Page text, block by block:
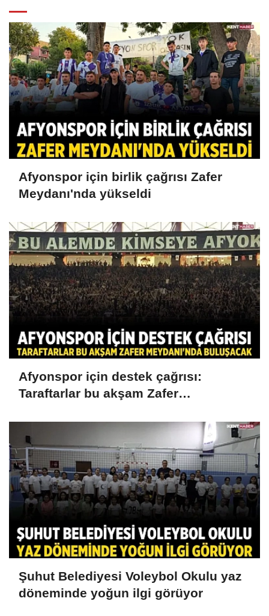
Afyonspor için birlik çağrısı Zafer
Meydanı'nda yükseldi
Afyonspor için destek çağrısı:
Taraftarlar bu akşam Zafer
Şuhut Belediyesi Voleybol Okulu yaz
döneminde yoğun ilgi görüyor